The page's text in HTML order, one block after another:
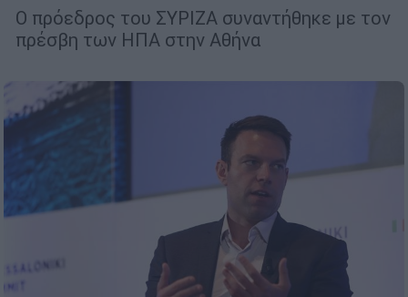
Ο πρόεδρος του ΣΥΡΙΖΑ συναντήθηκε με τον
πρέσβη των ΗΠΑ στην Αθήνα